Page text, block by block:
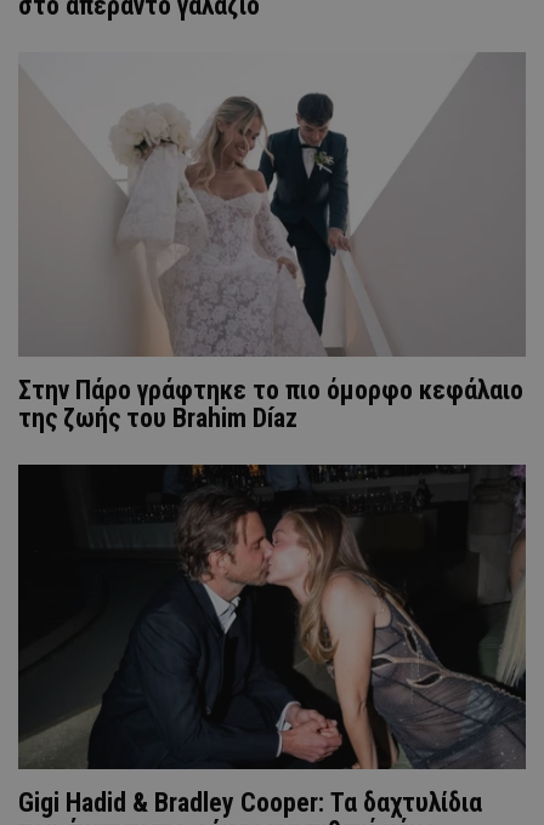
Στην Πάρο γράφτηκε το πιο όμορφο κεφάλαιο
της ζωής του Brahim Díaz
Gigi Hadid & Bradley Cooper: Τα δαχτυλίδια